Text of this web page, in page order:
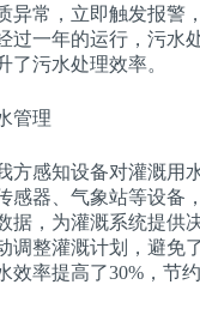
异常，立即触发报警
过一年的运行，污水
了污水处理效率。
管理
方感知设备对灌溉用
感器、气象站等设备
据，为灌溉系统提供
调整灌溉计划，避免
效率提高了30%，节